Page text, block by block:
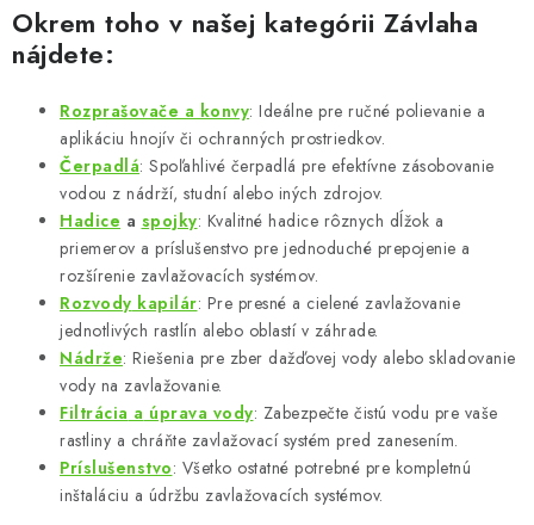
Okrem toho v našej kategórii Závlaha
nájdete:
Rozprašovače a konvy: Ideálne pre ručné polievanie a
aplikáciu hnojív či ochranných prostriedkov.
Čerpadlá: Spoľahlivé čerpadlá pre efektívne zásobovanie
vodou z nádrží, studní alebo iných zdrojov.
Hadice a spojky: Kvalitné hadice rôznych dĺžok a
priemerov a príslušenstvo pre jednoduché prepojenie a
rozšírenie zavlažovacích systémov.
Rozvody kapilár: Pre presné a cielené zavlažovanie
jednotlivých rastlín alebo oblastí v záhrade.
Nádrže: Riešenia pre zber dažďovej vody alebo skladovanie
vody na zavlažovanie.
Filtrácia a úprava vody: Zabezpečte čistú vodu pre vaše
rastliny a chráňte zavlažovací systém pred zanesením.
Príslušenstvo: Všetko ostatné potrebné pre kompletnú
inštaláciu a údržbu zavlažovacích systémov.